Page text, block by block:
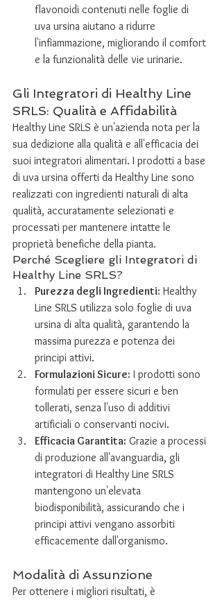
flavonoidi contenuti nelle foglie di
uva ursina aiutano a ridurre
l'infiammazione, migliorando il comfort
e la funzionalità delle vie urinarie.
Gli Integratori di Healthy Line
SRLS: Qualità e Affidabilità
Healthy Line SRLS è un'azienda nota per la
sua dedizione alla qualità e all'efficacia dei
suoi integratori alimentari. I prodotti a base
di uva ursina offerti da Healthy Line sono
realizzati con ingredienti naturali di alta
qualità, accuratamente selezionati e
processati per mantenere intatte le
proprietà benefiche della pianta.
Perché Scegliere gli Integratori di
Healthy Line SRLS?
Purezza degli Ingredienti: Healthy
Line SRLS utilizza solo foglie di uva
ursina di alta qualità, garantendo la
massima purezza e potenza dei
principi attivi.
Formulazioni Sicure: I prodotti sono
formulati per essere sicuri e ben
tollerati, senza l'uso di additivi
artificiali o conservanti nocivi.
Efficacia Garantita: Grazie a processi
di produzione all'avanguardia, gli
integratori di Healthy Line SRLS
mantengono un'elevata
biodisponibilità, assicurando che i
principi attivi vengano assorbiti
efficacemente dall'organismo.
Modalità di Assunzione
Per ottenere i migliori risultati, è